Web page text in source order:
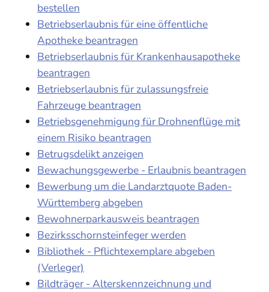
bestellen
Betriebserlaubnis für eine öffentliche
Apotheke beantragen
Betriebserlaubnis für Krankenhausapotheke
beantragen
Betriebserlaubnis für zulassungsfreie
Fahrzeuge beantragen
Betriebsgenehmigung für Drohnenflüge mit
einem Risiko beantragen
Betrugsdelikt anzeigen
Bewachungsgewerbe - Erlaubnis beantragen
Bewerbung um die Landarztquote Baden-
Württemberg abgeben
Bewohnerparkausweis beantragen
Bezirksschornsteinfeger werden
Bibliothek - Pflichtexemplare abgeben
(Verleger)
Bildträger - Alterskennzeichnung und